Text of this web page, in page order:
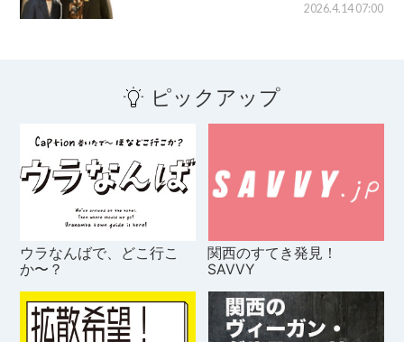
2026.4.14 07:00
ピックアップ
ウラなんばで、どこ行こ
か〜？
関西のすてき発見！
SAVVY